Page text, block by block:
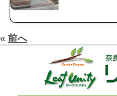
« 前へ